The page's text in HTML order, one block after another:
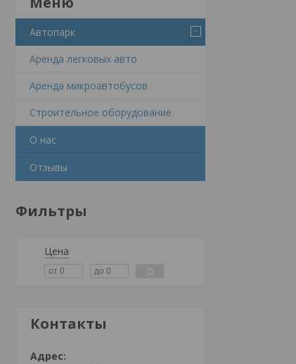
Автопарк
Аренда легковых авто
Аренда микроавтобусов
Строительное оборудование
О нас
Отзывы
Фильтры
Цена
Контакты